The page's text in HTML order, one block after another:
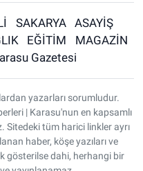
SAKARYA
ASAYİŞ
EĞİTİM
MAGAZİN
Gazetesi
yazarları sorumludur.
| Karasu'nun en kapsamlı
Sitedeki tüm harici linkler ayrı
haber, köşe yazıları ve
gösterilse dahi, herhangi bir